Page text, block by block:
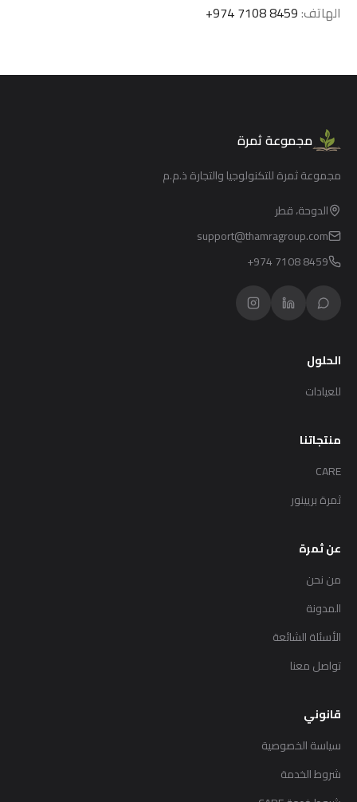
الهاتف:+974 7108 8459
مجموعة ثمرة
مجموعة ثمرة للتكنولوجيا والتجارة ذ.م.م
الدوحة، قطر
support@thamragroup.com
+974 7108 8459
الحلول
للعيادات
منتجاتنا
CARE
ثمرة بريينور
عن ثمرة
من نحن
المدونة
الأسئلة الشائعة
تواصل معنا
قانوني
سياسة الخصوصية
شروط الخدمة